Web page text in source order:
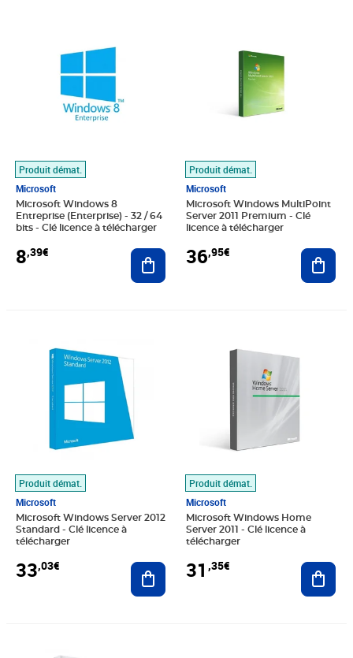
Produit démat.
Microsoft
Microsoft Windows 8
Entreprise (Enterprise) - 32 / 64
bits - Clé licence à télécharger
8,39€ Ajouter au panier
Produit démat.
Microsoft
Microsoft Windows MultiPoint
Server 2011 Premium - Clé
licence à télécharger
36,95€
Produit démat.
Microsoft
Microsoft Windows Server 2012
Standard - Clé licence à
télécharger
33,03€ Ajouter au panier
Produit démat.
Microsoft
Microsoft Windows Home
Server 2011 - Clé licence à
télécharger
31 ,35€